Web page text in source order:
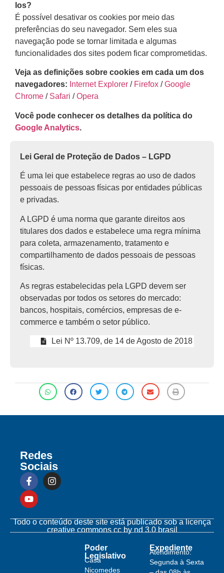
los?
É possível desativar os cookies por meio das
preferências do seu navegador. Sem eles sua
navegação pode se tornar limitada e algumas
funcionalidades dos sites podem ficar comprometidas.
Veja as definições sobre cookies em cada um dos
navegadores: Internet Explorer / Firefox /Google
Chrome / Safari /Opera
Você pode conhecer os detalhes da política do
Google Analytics.
Lei Geral de Proteção de Dados – LGPD​
É uma lei que estabelece regras ao uso de dados
pessoais de pessoas físicas por entidades públicas
e privadas.
A LGPD é uma norma que garante direitos aos
titulares dos dados e estabelece uma regra mínima
para coleta, armazenamento, tratamento e
compartilhamento de dados pessoais de pessoas
físicas.
As regras estabelecidas pela LGPD devem ser
observadas por todos os setores do mercado:
bancos, hospitais, comércios, empresas de e-
commerce e também o setor público.
Lei Nº 13.709, de 14 de Agosto de 2018
Redes
Sociais
Todo o conteúdo deste site está publicado sob a licença
creative commons cc by nd 3.0 brasil
Poder
Legislativo
Casa
Nicomedes
Expediente
Atendimento:
Segunda à Sexta